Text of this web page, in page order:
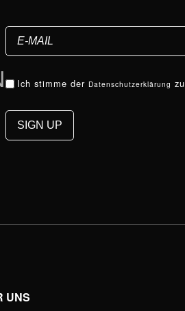
Ich stimme der Datenschutzerklärung zu
UNS